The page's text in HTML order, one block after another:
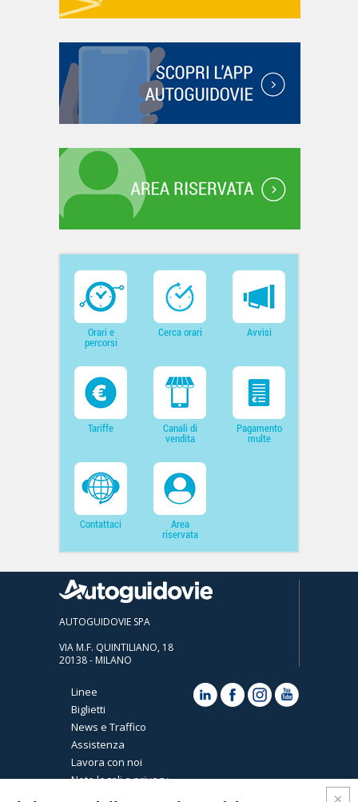
Orari e
percorsi
Cerca orari Avvisi
Tariffe Canali di
vendita
Pagamento
multe
Contattaci Area
riservata
AUTOGUIDOVIE SPA
VIA M.F. QUINTILIANO, 18
20138 - MILANO
Linee
Biglietti
News e Traffico
Assistenza
Lavora con noi
Note legali e privacy